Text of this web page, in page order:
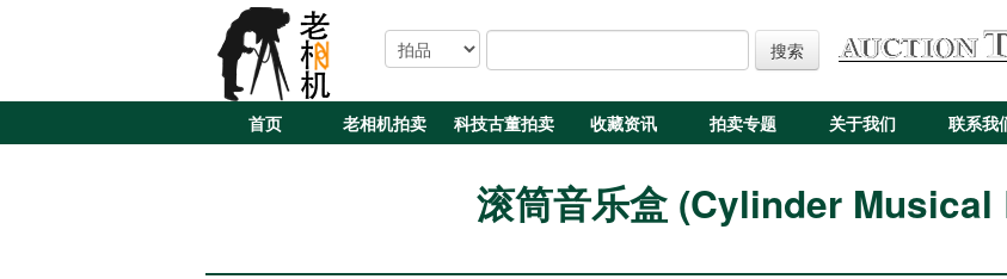
搜索
首页 老相机拍卖 科技古董拍卖 收藏资讯 拍卖专题 关于我们 联系我
滚筒音乐盒 (Cylinder Musical